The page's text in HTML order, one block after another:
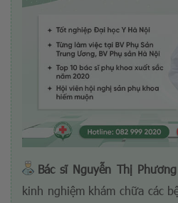
Bác sĩ Nguyễn Thị
kinh nghiệm khám chữa các